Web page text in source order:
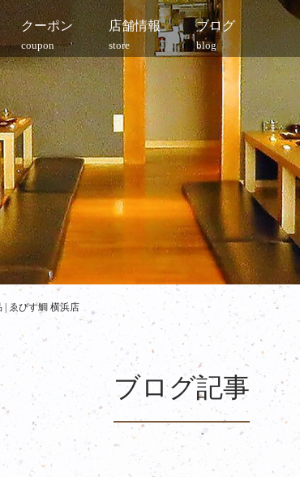
クーポン
coupon
店舗情報
store
ブログ
blog
| ゑびす鯛 横浜店
ブログ記事